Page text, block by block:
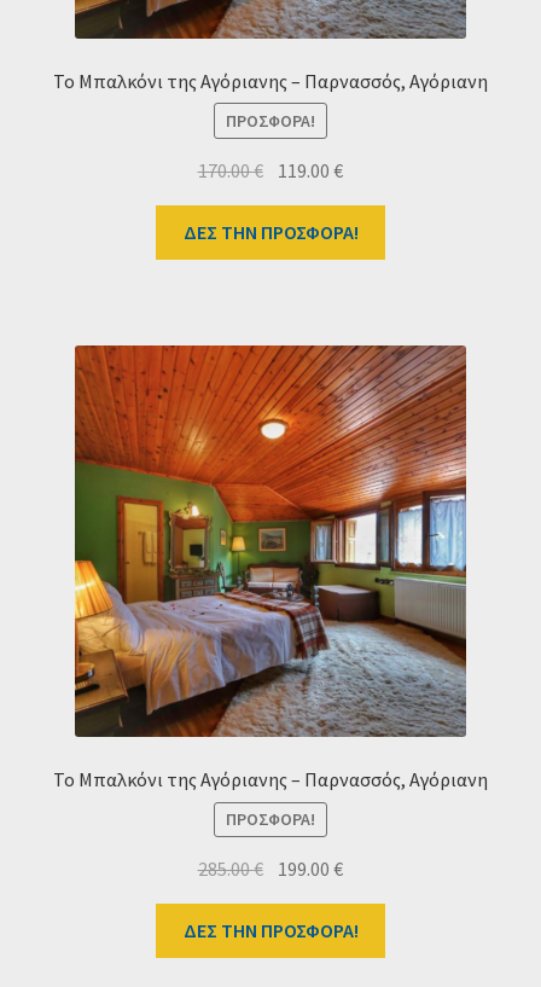
Το Μπαλκόνι της Αγόριανης – Παρνασσός, Αγόριανη
ΠΡΟΣΦΟΡΆ!
170.00€ Original
was:
170.00 €.
119.00€Η
τιμή
είναι:
ΔΕΣ ΤΗΝ ΠΡΟΣΦΟΡΑ!
Το Μπαλκόνι της Αγόριανης – Παρνασσός, Αγόριανη
ΠΡΟΣΦΟΡΆ!
285.00€ Original
price
was:
285.00 €.
199.00€Η
τρέχουσα
τιμή
είναι:
ΔΕΣ ΤΗΝ ΠΡΟΣΦΟΡΑ!